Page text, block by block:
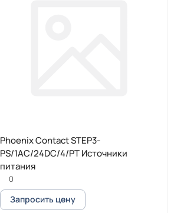
Phoenix Contact STEP3-
PS/1AC/24DC/4/PT Источники
питания
0
Запросить цену